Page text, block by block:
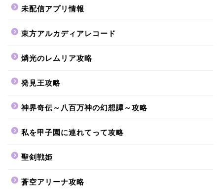
未配信アプリ情報
東方アルカディアレコード
燐光のレムリア攻略
発見王攻略
神界奇伝～八百万神の幻想譚～攻略
私を甲子園に連れてって攻略
聖剣戦姫
蒼空アリーナ攻略